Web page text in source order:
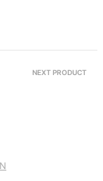
NEXT PRODUCT